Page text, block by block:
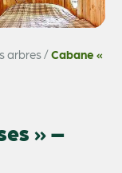
4 photos
arbres/Cabane «
» –